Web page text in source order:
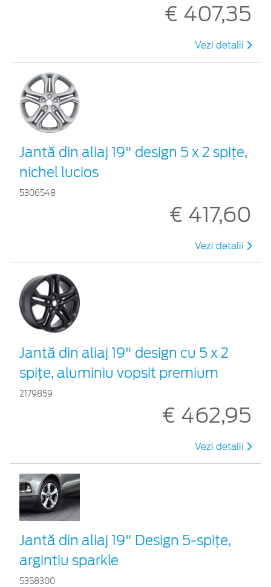
€ 407,35
Vezi detalii
Jantă din aliaj 19" design 5 x 2 spiţe,
nichel lucios
5306548
€ 417,60
Vezi detalii
Jantă din aliaj 19" design cu 5 x 2
spițe, aluminiu vopsit premium
2179859
€ 462,95
Vezi detalii
Jantă din aliaj 19" Design 5-spiţe,
argintiu sparkle
5358300